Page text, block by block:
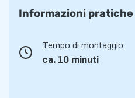
Informazioni pratiche
Tempo di montaggio
ca. 10 minuti